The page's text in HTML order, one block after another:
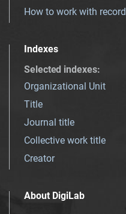
How to work with record
Indexes
Selected indexes:
Organizational Unit
Title
Journal title
Collective work title
Creator
About DigiLab